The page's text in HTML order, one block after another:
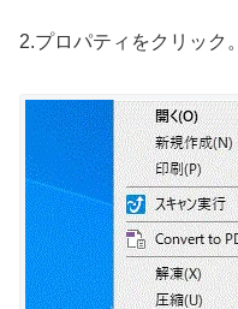
2.プロパティをクリック。